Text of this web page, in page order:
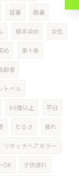
猛暑 酷暑
根本染め 女性
め 東十条
齢者
トベル
60歳以上 平日
だるさ 疲れ
リタッチヘアカラー
OK 子供連れ